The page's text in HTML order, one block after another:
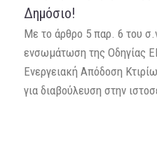
Δημόσιο!
Mε το άρθρο 5 παρ. 6 του
ενσωμάτωση της Οδηγίας
Ενεργειακή Απόδοση
για διαβούλευση στην